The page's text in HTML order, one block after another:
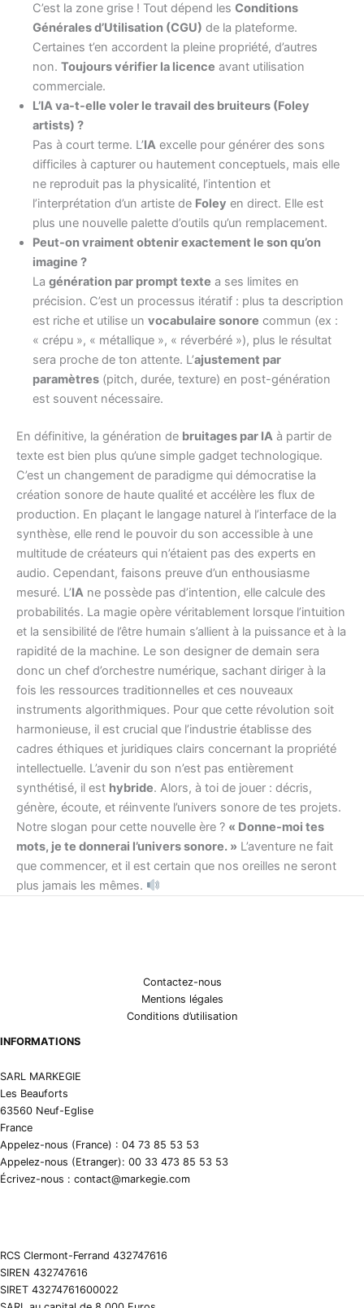
C’est la zone grise ! Tout dépend les Conditions
Générales d’Utilisation (CGU) de la plateforme.
Certaines t’en accordent la pleine propriété, d’autres
non. Toujours vérifier la licence avant utilisation
commerciale.
L’IA va-t-elle voler le travail des bruiteurs (Foley
artists) ?
Pas à court terme. L’IA excelle pour générer des sons
difficiles à capturer ou hautement conceptuels, mais elle
ne reproduit pas la physicalité, l’intention et
l’interprétation d’un artiste de Foley en direct. Elle est
plus une nouvelle palette d’outils qu’un remplacement.
Peut-on vraiment obtenir exactement le son qu’on
imagine ?
La génération par prompt texte a ses limites en
précision. C’est un processus itératif : plus ta description
est riche et utilise un vocabulaire sonore commun (ex :
« crépu », « métallique », « réverbéré »), plus le résultat
sera proche de ton attente. L’ajustement par
paramètres (pitch, durée, texture) en post-génération
est souvent nécessaire.
En définitive, la génération de bruitages par IA à partir de
texte est bien plus qu’une simple gadget technologique.
C’est un changement de paradigme qui démocratise la
création sonore de haute qualité et accélère les flux de
production. En plaçant le langage naturel à l’interface de la
synthèse, elle rend le pouvoir du son accessible à une
multitude de créateurs qui n’étaient pas des experts en
audio. Cependant, faisons preuve d’un enthousiasme
mesuré. L’IA ne possède pas d’intention, elle calcule des
probabilités. La magie opère véritablement lorsque l’intuition
et la sensibilité de l’être humain s’allient à la puissance et à la
rapidité de la machine. Le son designer de demain sera
donc un chef d’orchestre numérique, sachant diriger à la
fois les ressources traditionnelles et ces nouveaux
instruments algorithmiques. Pour que cette révolution soit
harmonieuse, il est crucial que l’industrie établisse des
cadres éthiques et juridiques clairs concernant la propriété
intellectuelle. L’avenir du son n’est pas entièrement
synthétisé, il est hybride. Alors, à toi de jouer : décris,
génère, écoute, et réinvente l’univers sonore de tes projets.
Notre slogan pour cette nouvelle ère ? « Donne-moi tes
mots, je te donnerai l’univers sonore. » L’aventure ne fait
que commencer, et il est certain que nos oreilles ne seront
plus jamais les mêmes.
Contactez-nous
Mentions légales
Conditions d’utilisation
INFORMATIONS
SARL MARKEGIE
Les Beauforts
63560 Neuf-Eglise
France
Appelez-nous (France) : 04 73 85 53 53
Appelez-nous (Etranger): 00 33 473 85 53 53
Écrivez-nous : contact@markegie.com
RCS Clermont-Ferrand 432747616
SIREN 432747616
SIRET 43274761600022